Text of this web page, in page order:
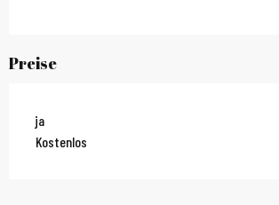
Preise
ja
Kostenlos